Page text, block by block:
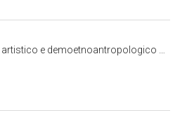
di Pisa, Livorno, Lucca e Massa Carrara